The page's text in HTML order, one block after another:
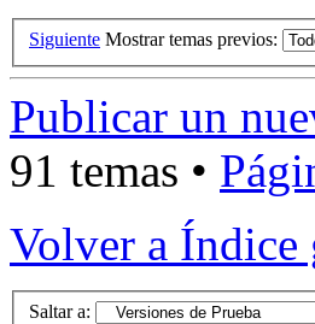
Siguiente Mostrar temas previos:
Publicar un
91 temas •
Volver a Índice
Saltar a: